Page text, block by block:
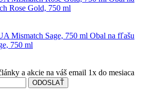
Rose Gold, 750 ml
Obal na fľašu
750 ml
a akcie na váš email 1x do mesiaca
ODOSLAŤ